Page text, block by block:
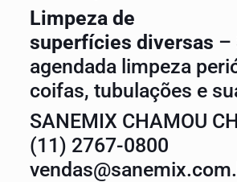
Limpeza de
superfícies diversas –
agendada limpeza
coifas, tubulações e
SANEMIX CHAMOU
(11) 2767-0800